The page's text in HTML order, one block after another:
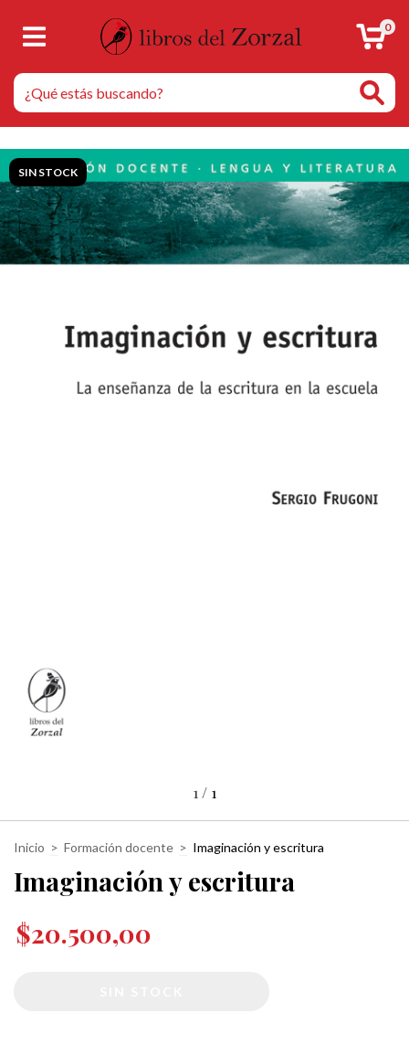
0
SIN STOCK
1/ 1
Inicio > Formación docente > Imaginación y escritura
Imaginación y escritura
$20.500,00